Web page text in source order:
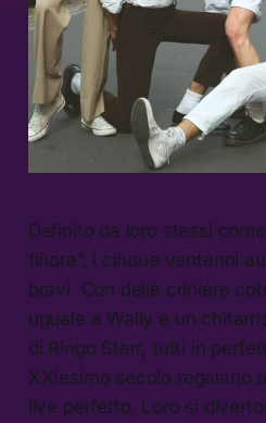
Definito da loro stessi
finora”, i cinque ventenni
bravi. Con delle criniere
uguale a Wally e un
di Ringo Starr, tutti in
XXIesimo secolo regalano
live perfetto. Loro si